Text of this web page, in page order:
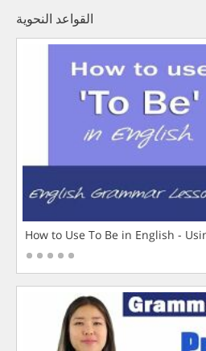
القواعد النحوية
How to Use To Be in English -